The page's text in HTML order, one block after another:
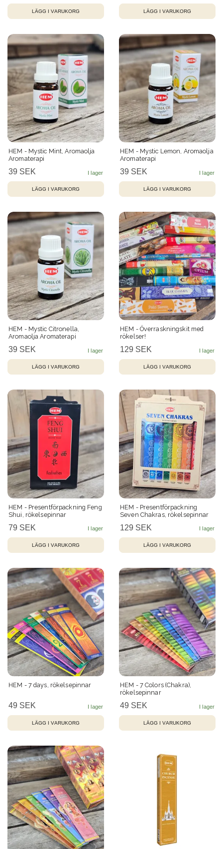
HEM - Mystic Mint, Aromaolja
Aromaterapi
39 SEK
HEM - Mystic Lemon, Aromaolja
Aromaterapi
39 SEK
HEM - Mystic Citronella,
Aromaolja Aromaterapi
39 SEK
HEM - Överraskningskit med
rökelser!
129 SEK
HEM - Presentförpackning Feng
Shui, rökelsepinnar
79 SEK
HEM - Presentförpackning
Seven Chakras, rökelsepinnar
129 SEK
HEM - 7 days, rökelsepinnar
49 SEK
HEM - 7 Colors (Chakra),
rökelsepinnar
49 SEK